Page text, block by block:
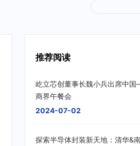
推荐阅读
屹立芯创董事长魏小兵出席中
商界午餐会
2024-07-02
探索半导体封装新天地：清华&